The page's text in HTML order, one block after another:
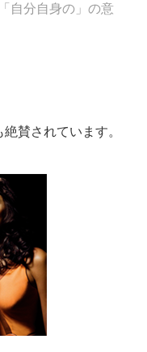
自分自身の」の意
賛されています。